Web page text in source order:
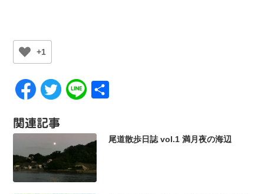
+1
関連記事
尾道散歩日誌 vol.1 満月夜の海辺